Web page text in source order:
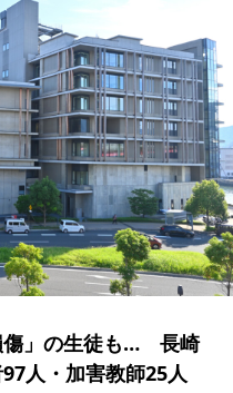
傷」の生徒も… 長崎
人・加害教師25人